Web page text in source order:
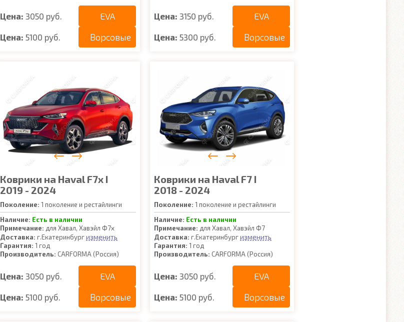
Цена: 3050 руб. EVA
Цена: 5100 руб. Ворсовые
Цена: 3150 руб. EVA
Цена: 5300 руб. Ворсовые
Коврики на Haval F7x I
2019 - 2024
Поколение: 1 поколение и рестайлинги
Наличие: Есть в наличии
Примечание: для Хавал, Хавэйл Ф7х
Доставка: г.Екатеринбургизменить
Гарантия: 1 год
Производитель: CARFORMA (Россия)
Цена: 3050 руб. EVA
Цена: 5100 руб. Ворсовые
Коврики на Haval F7 I
2018 - 2024
Поколение: 1 поколение и рестайлинги
Наличие: Есть в наличии
Примечание: для Хавал, Хавэйл Ф7
Доставка: г.Екатеринбургизменить
Гарантия: 1 год
Производитель: CARFORMA (Россия)
Цена: 3050 руб. EVA
Цена: 5100 руб. Ворсовые